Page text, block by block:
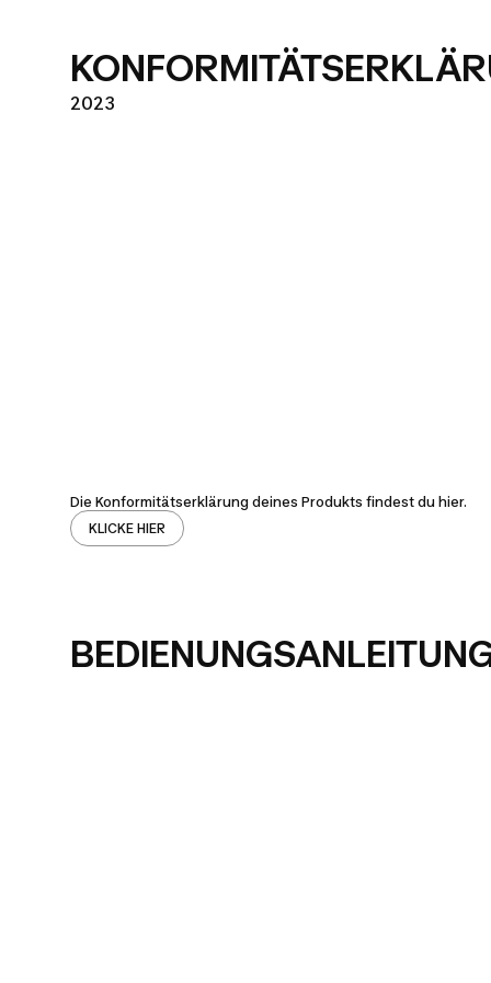
2023
Die Konformitätserklärung deines Produkts findest du hier.
KLICKE HIER